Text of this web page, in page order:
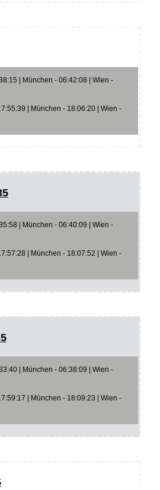
| München - 06:42:08 | Wien -
| München - 18:06:20 | Wien -
| München - 06:40:09 | Wien -
| München - 18:07:52 | Wien -
| München - 06:38:09 | Wien -
| München - 18:09:23 | Wien -